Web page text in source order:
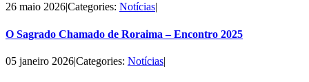
26 maio 2026|Categories: Notícias|
O Sagrado Chamado de Roraima – Encontro 2025
05 janeiro 2026|Categories: Notícias|